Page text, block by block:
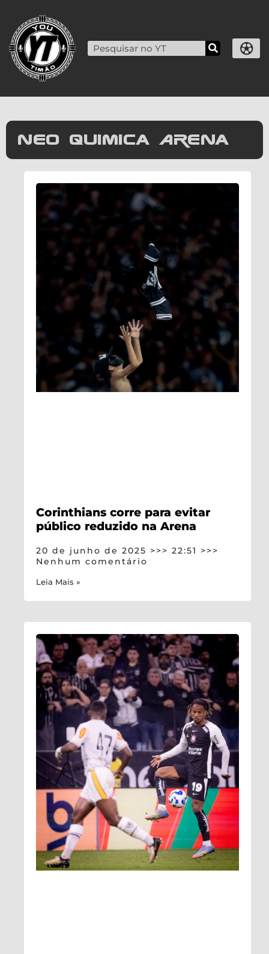
Neo Quimica Arena
Corinthians corre para evitar
público reduzido na Arena
20 de junho de 2025
22:51
Nenhum comentário
Leia Mais »